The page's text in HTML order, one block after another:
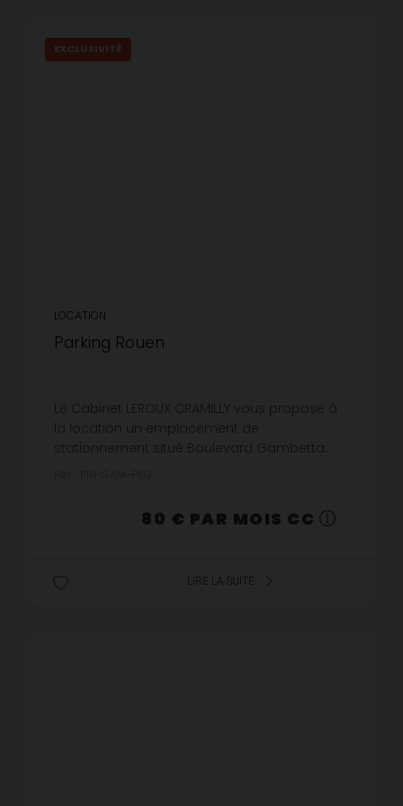
EXCLUSIVITÉ
LOCATION
Parking Rouen
Le Cabinet LEROUX CRAMILLY vous propose à
la location un emplacement de
stationnement situé Boulevard Gambetta.
80 € PAR MOIS CC
LIRE LA SUITE